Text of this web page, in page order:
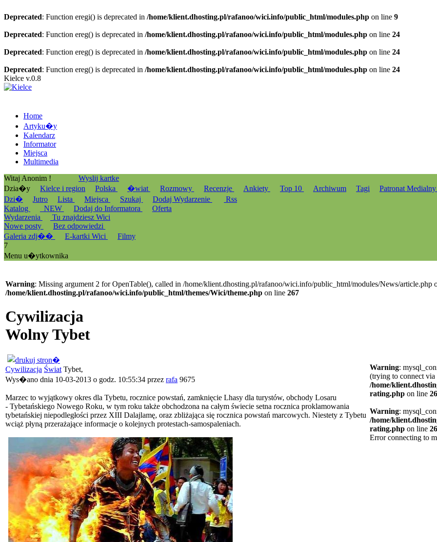
Deprecated: Function eregi() is deprecated in /home/klient.dhosting.pl/rafanoo/wici.info/public_html/modules.php on line 9
Deprecated: Function ereg() is deprecated in /home/klient.dhosting.pl/rafanoo/wici.info/public_html/modules.php on line 24
Deprecated: Function ereg() is deprecated in /home/klient.dhosting.pl/rafanoo/wici.info/public_html/modules.php on line 24
Deprecated: Function ereg() is deprecated in /home/klient.dhosting.pl/rafanoo/wici.info/public_html/modules.php on line 24
Kielce v.0.8
Home
Artyku�y
Kalendarz
Informator
Miejsca
Multimedia
Witaj Anonim !
Wyslij kartke
Dzia�y
Kielce i region Polska �wiat Rozmowy Recenzje Ankiety Top 10 Archiwum Tagi
Patronat
Dzi�
Jutro Lista Miejsca Szukaj Dodaj Wydarzenie
Rss
Katalog
_NEW Dodaj do Informatora
Oferta
Wydarzenia
Tu znajdziesz Wici
Nowe posty
Bez odpowiedzi
Galeria zdj��
E-kartki Wici
Filmy
7
Menu u�ytkownika
Warning: Missing argument 2 for OpenTable(), called in /home/klient.dhosting.pl/rafanoo/wici.info/public_html/modules/News/article.php
/home/klient.dhosting.pl/rafanoo/wici.info/public_html/themes/Wici/theme.php on line 267
Cywilizacja
Wolny Tybet
Cywilizacja Świat Tybet,
Wys�ano dnia 10-03-2013 o godz. 10:55:34 przez rafa 9675
Marzec to wyjątkowy okres dla Tybetu, rocznice powstań, zamknięcie Lhasy dla turystów, obchody Losaru
- Tybetańskiego Nowego Roku, w tym roku także obchodzona na całym świecie setna rocznica proklamowania
tybetańskiej niepodległości przez XIII Dalajlamę, oraz zbliżająca się rocznica powstań marcowych. Niestety z Tybetu
wciąż płyną przerażające informacje o kolejnych protestach-samospaleniach.
Warning:
(trying to connect
/home/
rating.php on line 26
Warning:
/home/
rating.php on line 26
Error connecting to